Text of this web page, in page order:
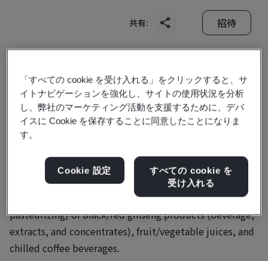
共有: 招待
Geumsan Black Ginseng
Co., Ltd.
The manufacture (blending, filtration,
pasteurizing) of black/red ginseng products (beverage,
extracts, and concentrates), fruit/vegetable juices, and
chilled coffee beverages.
「すべての cookie を受け入れる」をクリックすると、サ
イトナビゲーションを強化し、サイトの使用状況を分析
し、弊社のマーケティング活動を支援するために、デバ
イスに Cookie を保存することに同意したことになりま
す。
Cookie 設定
すべての cookie を
受け入れる